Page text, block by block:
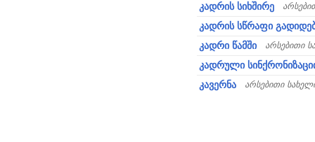
კადრის სიხშირე
კადრის სწრაფი
კადრი წამში
არსებითი
კადრული
კავერნა
არსებითი